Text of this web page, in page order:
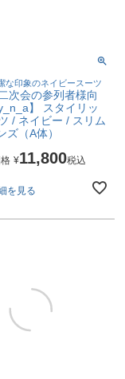
な印象のネイビースーツ
次会の参列者様向
】 スタイリッ
/ ネイビー / スリム
ズ（A体）
¥11,800税込
を見る